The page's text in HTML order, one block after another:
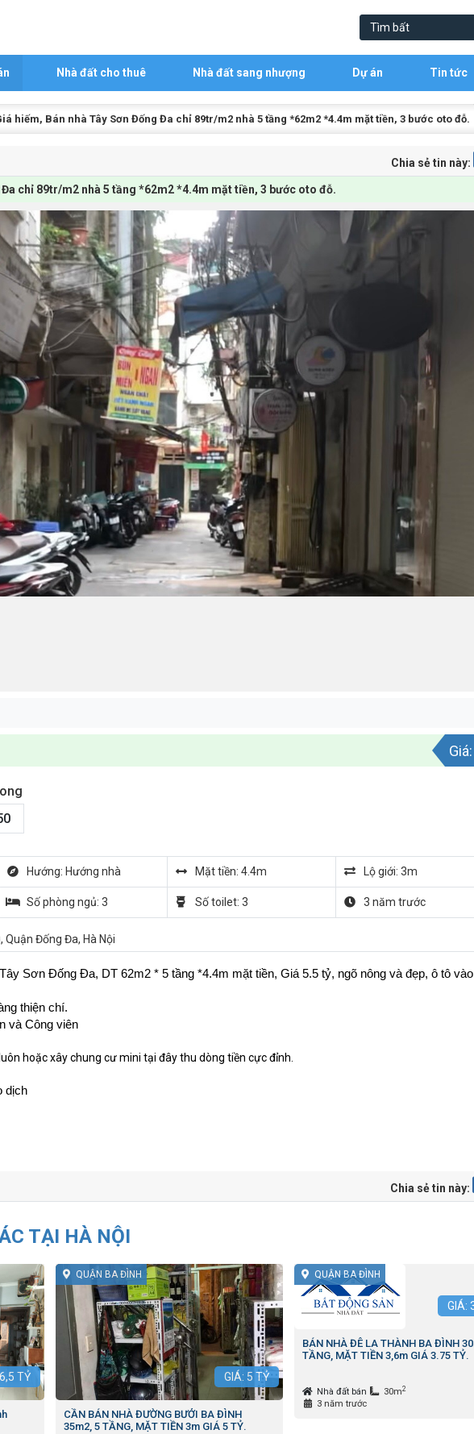
Nhà đất cho thuê Nhà đất sang nhượng Dự án Tin tức
hiếm, Bán nhà Tây Sơn Đống Đa chỉ 89tr/m2 nhà 5 tầng *62m2 *4.4m mặt tiền, 3 bước oto đỗ.
Chia sẻ tin này:
Đa chỉ 89tr/m2 nhà 5 tầng *62m2 *4.4m mặt tiền, 3 bước oto đỗ.
Giá:
Hướng: Hướng nhà Mặt tiền: 4.4m Lộ giới: 3m
Số phòng ngủ: 3 Số toilet: 3 3 năm trước
Quận Đống Đa, Hà Nội
Sơn Đống Đa, DT 62m2 * 5 tầng *4.4m mặt tiền, Giá 5.5 tỷ, ngõ nông và đẹp, ô tô
thiện chí.
và Công viên
hoặc xây chung cư mini tại đây thu dòng tiền cực đỉnh.
dịch
Chia sẻ tin này:
TẠI HÀ NỘI
6,5 TỶ
QUẬN BA ĐÌNH
GIÁ: 5 TỶ
CẦN BÁN NHÀ ĐƯỜNG BƯỞI BA ĐÌNH
35m2, 5 TẦNG, MẶT TIỀN 3m GIÁ 5 TỶ.
QUẬN BA ĐÌNH
GIÁ:
BÁN NHÀ ĐÊ LA THÀNH BA ĐÌNH
TẦNG, MẶT TIỀN 3,6m GIÁ 3.75 TỶ.
Nhà đất bán 30m2
3 năm trước